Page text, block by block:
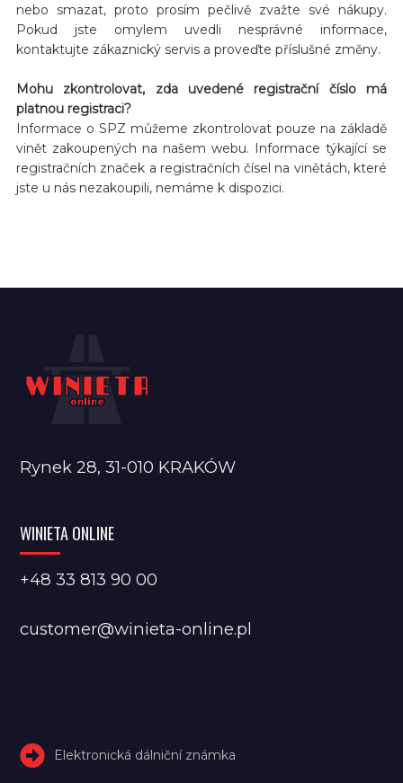
nebo smazat, proto prosím pečlivě zvažte své nákupy.
Pokud jste omylem uvedli nesprávné informace,
kontaktujte zákaznický servis a proveďte příslušné změny.
Mohu zkontrolovat, zda uvedené registrační číslo má
platnou registraci?
Informace o SPZ můžeme zkontrolovat pouze na základě
vinět zakoupených na našem webu. Informace týkající se
registračních značek a registračních čísel na vinětách, které
jste u nás nezakoupili, nemáme k dispozici.
Rynek 28, 31-010 KRAKÓW
WINIETA ONLINE
+48 33 813 90 00
customer@winieta-online.pl
Elektronická dálniční známka